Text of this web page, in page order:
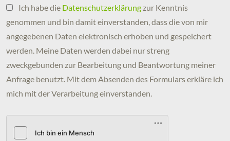
Ich habe die Datenschutzerklärungzur Kenntnis
genommen und bin damit einverstanden, dass die von mir
angegebenen Daten elektronisch erhoben und gespeichert
werden. Meine Daten werden dabei nur streng
zweckgebunden zur Bearbeitung und Beantwortung meiner
Anfrage benutzt. Mit dem Absenden des Formulars erkläre ich
mich mit der Verarbeitung einverstanden.